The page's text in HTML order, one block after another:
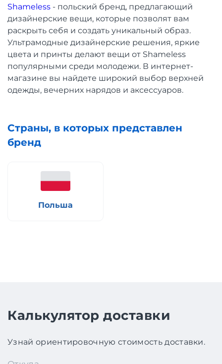
Shameless - польский бренд, предлагающий
дизайнерские вещи, которые позволят вам
раскрыть себя и создать уникальный образ.
Ультрамодные дизайнерские решения, яркие
цвета и принты делают вещи от Shameless
популярными среди молодежи. В интернет-
магазине вы найдете широкий выбор верхней
одежды, вечерних нарядов и аксессуаров.
Страны, в которых представлен
бренд
Польша
Калькулятор доставки
Узнай ориентировочную стоимость доставки.